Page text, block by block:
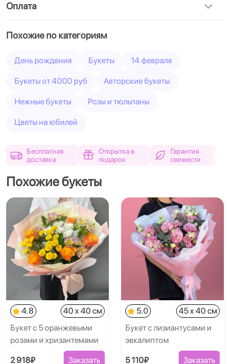
Оплата
Похожие по категориям
День рождения Букеты 14 февраля
Букеты от 4000 руб Авторские букеты
Нежные букеты Розы и тюльпаны
Цветы на юбилей
Бесплатная
доставка
Открытка в
подарок
Гарантия
свежести
Похожие букеты
4.8
40 x 40 см
Букет с 5 оранжевыми
розами и хризантемами
2 918₽ Заказать
5.0
45 x 40 см
Букет с лизиантусами и
эвкалиптом
5 110₽ Заказать